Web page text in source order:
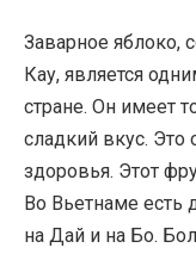
Заварное
Кау, является
стране. Он имеет
сладкий вкус.
здоровья. Этот
Во Вьетнаме есть
на Дай и на Бо.